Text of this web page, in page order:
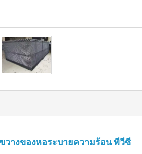
วางของหอระบายความร้อน พีวีซี